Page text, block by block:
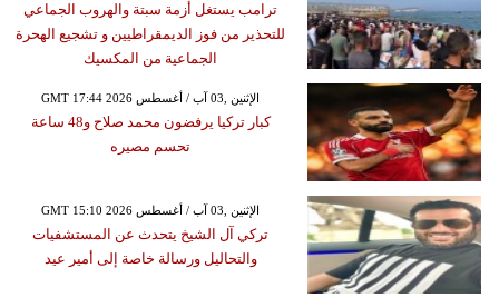
ترامب يستغل أزمة سبتة والهروب الجماعي
للتحذير من فوز الديمقراطيين و تشجيع الهحرة
الجماعية من المكسيك
GMT 17:44 2026 الإثنين ,03 آب / أغسطس
كبار تركيا يرفضون محمد صلاح و48 ساعة
تحسم مصيره
GMT 15:10 2026 الإثنين ,03 آب / أغسطس
تركي آل الشيخ يتحدث عن المستشفيات
والتحاليل ورسالة خاصة إلى أمير عيد